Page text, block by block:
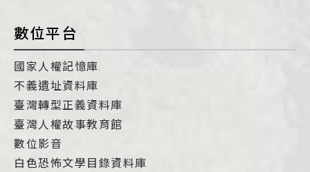
數位平台
國家人權記憶庫
不義遺址資料庫
臺灣轉型正義資料庫
臺灣人權故事教育館
數位影音
白色恐怖文學目錄資料庫